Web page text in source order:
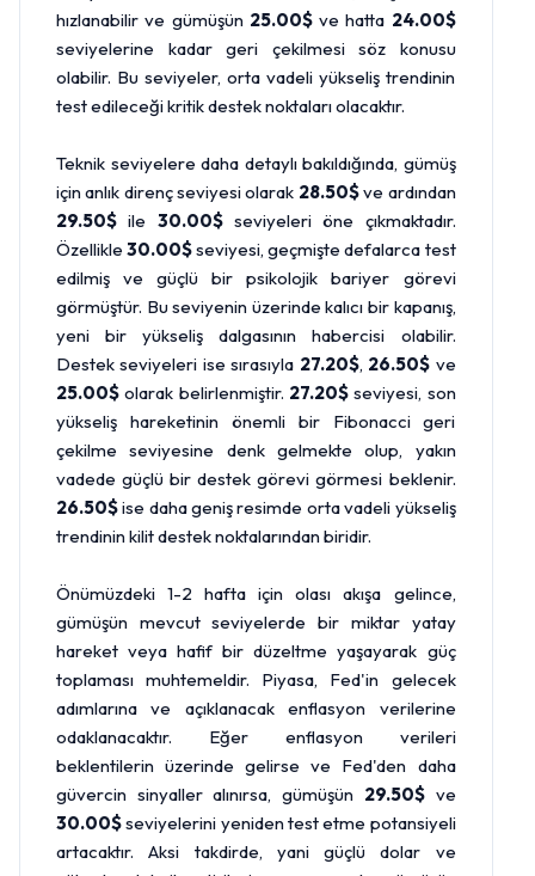
hızlanabilir ve gümüşün 25.00$ve hatta 24.00$
seviyelerine kadar geri çekilmesi söz konusu
olabilir. Bu seviyeler, orta vadeli yükseliş trendinin
test edileceği kritik destek noktaları olacaktır.
Teknik seviyelere daha detaylı bakıldığında, gümüş
için anlık direnç seviyesi olarak 28.50$ve ardından
29.50$ ile 30.00$seviyeleri öne çıkmaktadır.
Özellikle30.00$seviyesi, geçmişte defalarca test
edilmiş ve güçlü bir psikolojik bariyer görevi
görmüştür. Bu seviyenin üzerinde kalıcı bir kapanış,
yeni bir yükseliş dalgasının habercisi olabilir.
Destek seviyeleri ise sırasıyla 27.20$, 26.50$ ve
25.00$ olarak belirlenmiştir. 27.20$seviyesi, son
yükseliş hareketinin önemli bir Fibonacci geri
çekilme seviyesine denk gelmekte olup, yakın
vadede güçlü bir destek görevi görmesi beklenir.
26.50$ise daha geniş resimde orta vadeli yükseliş
trendinin kilit destek noktalarından biridir.
Önümüzdeki 1-2 hafta için olası akışa gelince,
gümüşün mevcut seviyelerde bir miktar yatay
hareket veya hafif bir düzeltme yaşayarak güç
toplaması muhtemeldir. Piyasa, Fed'in gelecek
adımlarına ve açıklanacak enflasyon verilerine
odaklanacaktır. Eğer enflasyon verileri
beklentilerin üzerinde gelirse ve Fed'den daha
güvercin sinyaller alınırsa, gümüşün 29.50$ve
30.00$seviyelerini yeniden test etme potansiyeli
artacaktır. Aksi takdirde, yani güçlü dolar ve